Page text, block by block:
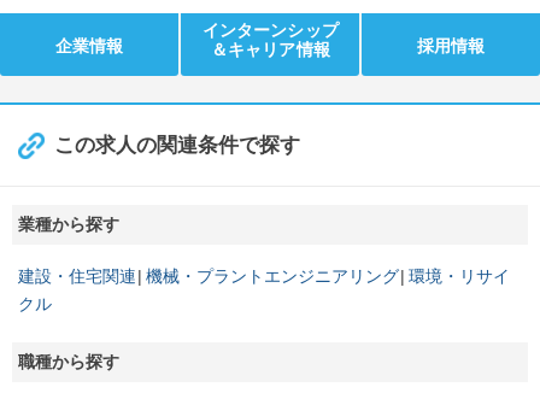
企業情報
インターンシップ
＆キャリア情報
採用情報
この求人の関連条件で探す
業種から探す
建設・住宅関連 機械・プラントエンジニアリング 環境・リサイ
クル
職種から探す